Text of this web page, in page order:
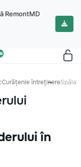
RemontMD
Curățenie întreținere
în